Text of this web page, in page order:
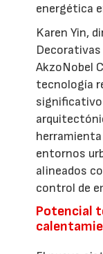
energética
Karen Yin,
AkzoNobel
tecnología
entornos
alineados
control de
Potencial